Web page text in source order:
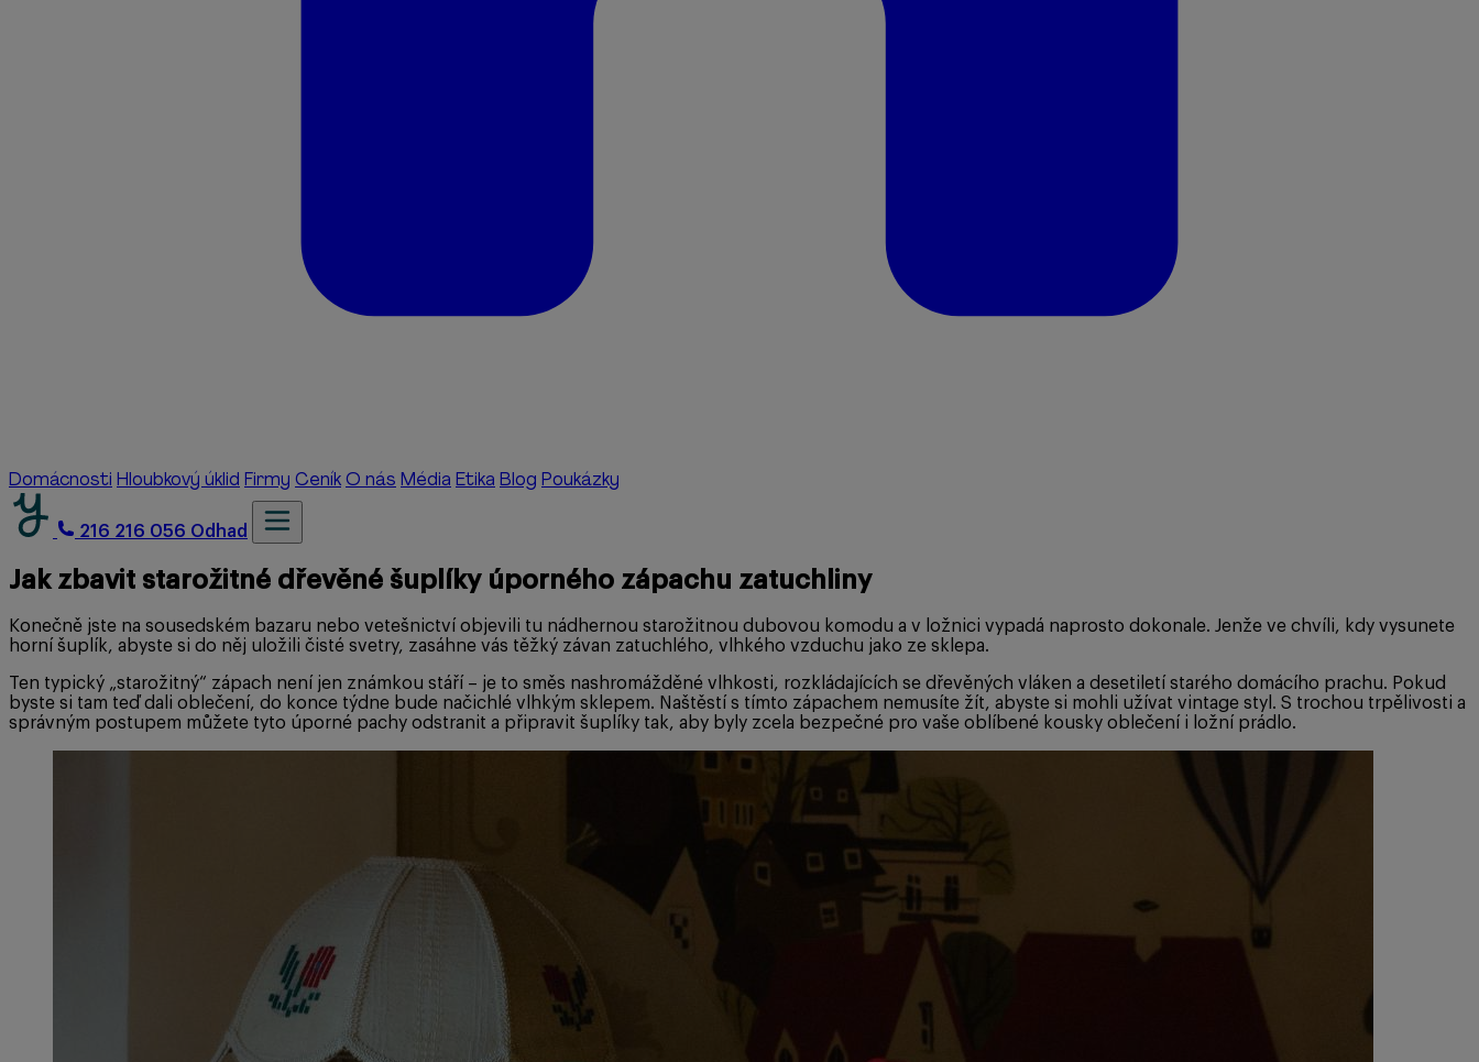
Domácnosti Hloubkový úklid Firmy Ceník O nás Média Etika Blog Poukázky
216 216 056 Odhad
Jak zbavit starožitné dřevěné šuplíky úporného zápachu zatuchliny
Konečně jste na sousedském bazaru nebo vetešnictví objevili tu nádhernou starožitnou dubovou komodu a v ložnici vypadá naprosto dokonale. Jenže ve chvíli, kdy vysunete
horní šuplík, abyste si do něj uložili čisté svetry, zasáhne vás těžký závan zatuchlého, vlhkého vzduchu jako ze sklepa.
Ten typický „starožitný“ zápach není jen známkou stáří – je to směs nashromážděné vlhkosti, rozkládajících se dřevěných vláken a desetiletí starého domácího prachu. Pokud
byste si tam teď dali oblečení, do konce týdne bude načichlé vlhkým sklepem. Naštěstí s tímto zápachem nemusíte žít, abyste si mohli užívat vintage styl. S trochou trpělivosti a
správným postupem můžete tyto úporné pachy odstranit a připravit šuplíky tak, aby byly zcela bezpečné pro vaše oblíbené kousky oblečení i ložní prádlo.